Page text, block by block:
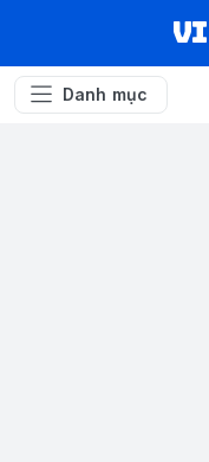
Danh mục